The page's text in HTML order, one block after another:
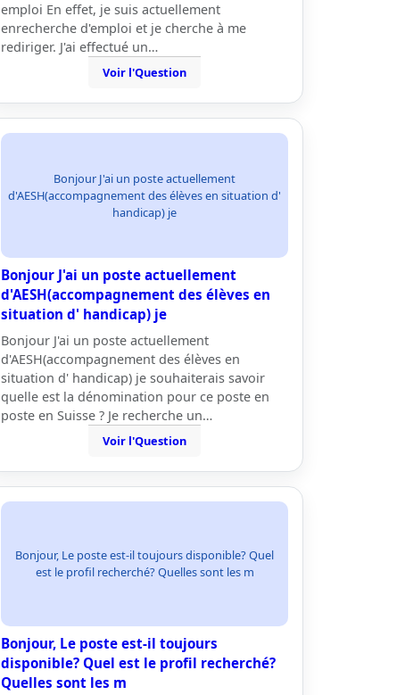
emploi En effet, je suis actuellement
enrecherche d'emploi et je cherche à me
rediriger. J'ai effectué un…
Voir l'Question
Bonjour J'ai un poste actuellement
d'AESH(accompagnement des élèves en situation d'
handicap) je
Bonjour J'ai un poste actuellement
d'AESH(accompagnement des élèves en
situation d' handicap) je
Bonjour J'ai un poste actuellement
d'AESH(accompagnement des élèves en
situation d' handicap) je souhaiterais savoir
quelle est la dénomination pour ce poste en
poste en Suisse ? Je recherche un…
Voir l'Question
Bonjour, Le poste est-il toujours disponible? Quel
est le profil recherché? Quelles sont les m
Bonjour, Le poste est-il toujours
disponible? Quel est le profil recherché?
Quelles sont les m